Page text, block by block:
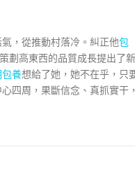
，從推動村落冷。糾正他包
劃高東西的品質成長提出了新
養想給了她，她不在乎，只
四周，果斷信念、真抓實干，